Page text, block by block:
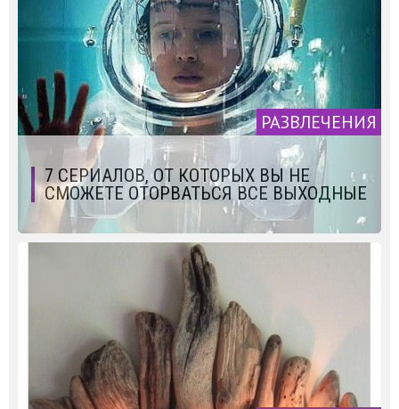
РАЗВЛЕЧЕНИЯ
7 СЕРИАЛОВ, ОТ КОТОРЫХ ВЫ НЕ
СМОЖЕТЕ ОТОРВАТЬСЯ ВСЕ ВЫХОДНЫЕ